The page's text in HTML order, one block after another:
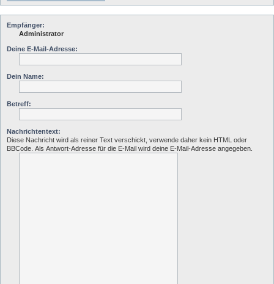
Empfänger:
Administrator
Deine E-Mail-Adresse:
Dein Name:
Betreff:
Nachrichtentext:
Diese Nachricht wird als reiner Text verschickt, verwende daher kein HTML oder
BBCode. Als Antwort-Adresse für die E-Mail wird deine E-Mail-Adresse angegeben.